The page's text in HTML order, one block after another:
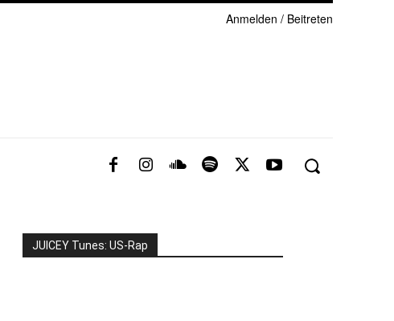
Anmelden / Beitreten
JUICEY Tunes: US-Rap